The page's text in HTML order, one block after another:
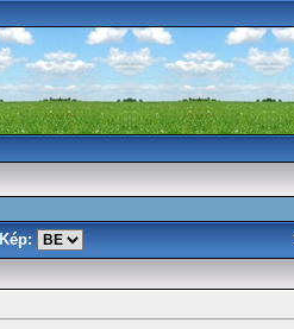
Kép: